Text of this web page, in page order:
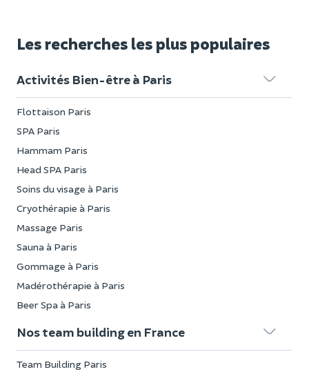
Les recherches les plus populaires
Activités Bien-être à Paris
Flottaison Paris
SPA Paris
Hammam Paris
Head SPA Paris
Soins du visage à Paris
Cryothérapie à Paris
Massage Paris
Sauna à Paris
Gommage à Paris
Madérothérapie à Paris
Beer Spa à Paris
Nos team building en France
Team Building Paris